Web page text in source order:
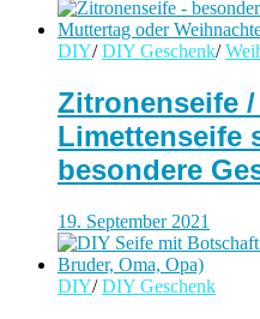
DIY/ DIY Geschenk/
Zitronenseife
Limettenseife
besondere
19. September 2021
DIY/ DIY Geschenk